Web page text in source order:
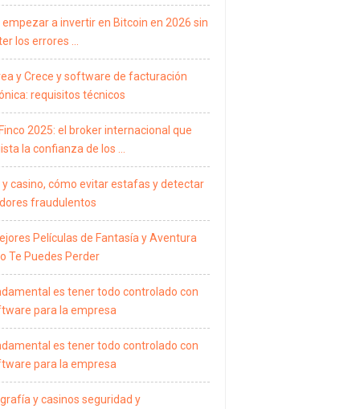
empezar a invertir en Bitcoin en 2026 sin
los errores …
y Crece y software de facturación
requisitos técnicos
Finco 2025: el broker internacional que
la confianza de los …
y casino, cómo evitar estafas y detectar
fraudulentos
Películas de Fantasía y Aventura
Te Puedes Perder
es tener todo controlado con
para la empresa
es tener todo controlado con
para la empresa
y casinos seguridad y